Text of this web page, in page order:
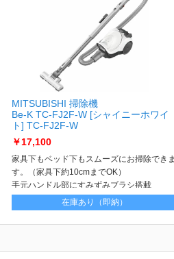
MITSUBISHI 掃除機
Be-K TC-FJ2F-W [シャイニーホワイ
ト] TC-FJ2F-W
￥17,100
家具下もベッド下もスムーズにお掃除できま
す。（家具下約10cmまでOK）
手元ハンドル部にすみずみブラシ搭載
在庫あり（即納）